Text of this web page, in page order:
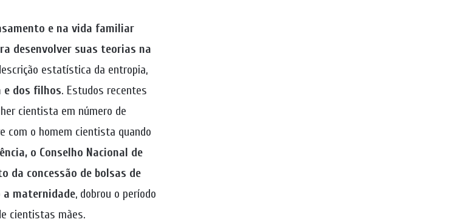
e na vida familiar
desenvolver suas teorias na
estatística da entropia,
e dos filhos. Estudos recentes
cientista em número de
com o homem cientista quando
o Conselho Nacional de
da concessão de bolsas de
a maternidade, dobrou o período
cientistas mães.